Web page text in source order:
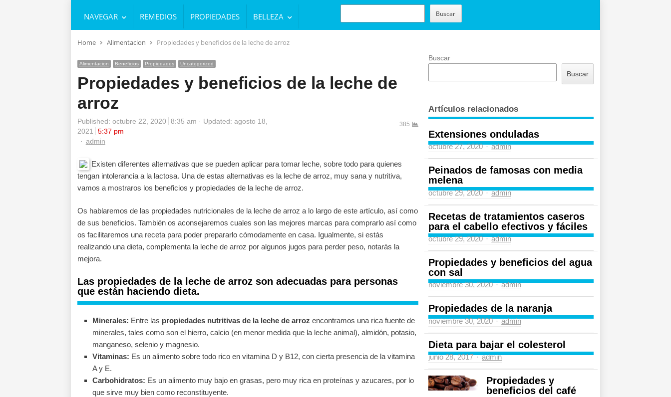
NAVEGAR REMEDIOS PROPIEDADES BELLEZA
BUSCAR
Buscar
Home Alimentacion Propiedades y beneficios de la leche de arroz
Alimentacion Beneficios Propiedades Uncategorized
Propiedades y beneficios de la leche de
arroz
Published: octubre 22, 2020 8:35 am
Updated: agosto 18,
2021
5:37 pm
Author
admin
385
Existen diferentes alternativas que se pueden aplicar para tomar leche, sobre todo para quienes
tengan intolerancia a la lactosa. Una de estas alternativas es la leche de arroz, muy sana y nutritiva,
vamos a mostraros los beneficios y propiedades de la leche de arroz.
Os hablaremos de las propiedades nutricionales de la leche de arroz a lo largo de este artículo, así como
de sus beneficios. También os aconsejaremos cuales son las mejores marcas para comprarlo así como
os facilitaremos una receta para poder prepararlo cómodamente en casa. Igualmente, si estás
realizando una dieta, complementa la leche de arroz por algunos jugos para perder peso, notarás la
mejora.
Las propiedades de la leche de arroz son adecuadas para personas
que están haciendo dieta.
Minerales: Entre las propiedades nutritivas de la leche de arroz encontramos una rica fuente de
minerales, tales como son el hierro, calcio (en menor medida que la leche animal), almidón, potasio,
manganeso, selenio y magnesio.
Vitaminas: Es un alimento sobre todo rico en vitamina D y B12, con cierta presencia de la vitamina
A y E.
Carbohidratos: Es un alimento muy bajo en grasas, pero muy rica en proteínas y azucares, por lo
que sirve muy bien como reconstituyente.
Buscar
Buscar
Artículos relacionados
Extensiones onduladas
octubre 27, 2020 Author
admin
Peinados de famosas con media
melena
octubre 29, 2020 Author
admin
Recetas de tratamientos caseros
para el cabello efectivos y fáciles
octubre 29, 2020 Author
admin
Propiedades y beneficios del agua
con sal
noviembre 30, 2020 Author
admin
Propiedades de la naranja
noviembre 30, 2020 Author
admin
Dieta para bajar el colesterol
junio 28, 2017 Author
admin
Propiedades y
beneficios del café